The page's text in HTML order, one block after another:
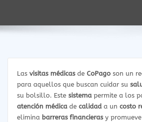
Las visitas médicasde CoPagoson un
para aquellos que buscan cuidar su
su bolsillo. Este sistemapermite a los
atención médicade calidada un costo
elimina barreras financierasy